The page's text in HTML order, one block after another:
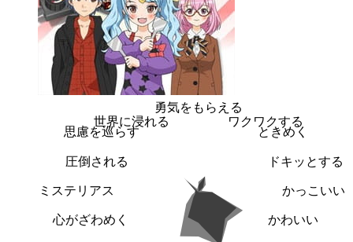
勇気をもらえる
ワクワクする
ときめく
ドキッとする
かっこいい
かわいい
心がざわめく
ミステリアス
圧倒される
思慮を巡らす
世界に浸れる